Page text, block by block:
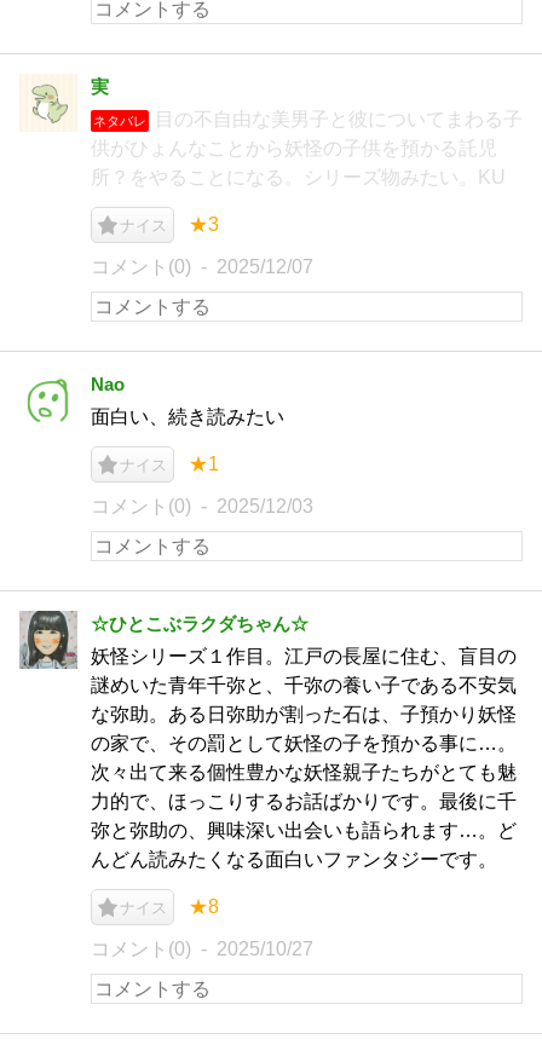
実
ネタバレ
目の不自由な美男子と彼についてまわる子
供がひょんなことから妖怪の子供を預かる託児
所？をやることになる。シリーズ物みたい。KU
ナイス ★3
コメント(0) 2025/12/07
Nao
面白い、続き読みたい
ナイス ★1
コメント(0) 2025/12/03
☆ひとこぶラクダちゃん☆
妖怪シリーズ１作目。江戸の長屋に住む、盲目の
謎めいた青年千弥と、千弥の養い子である不安気
な弥助。ある日弥助が割った石は、子預かり妖怪
の家で、その罰として妖怪の子を預かる事に…。
次々出て来る個性豊かな妖怪親子たちがとても魅
力的で、ほっこりするお話ばかりです。最後に千
弥と弥助の、興味深い出会いも語られます…。ど
んどん読みたくなる面白いファンタジーです。
ナイス ★8
コメント(0) 2025/10/27